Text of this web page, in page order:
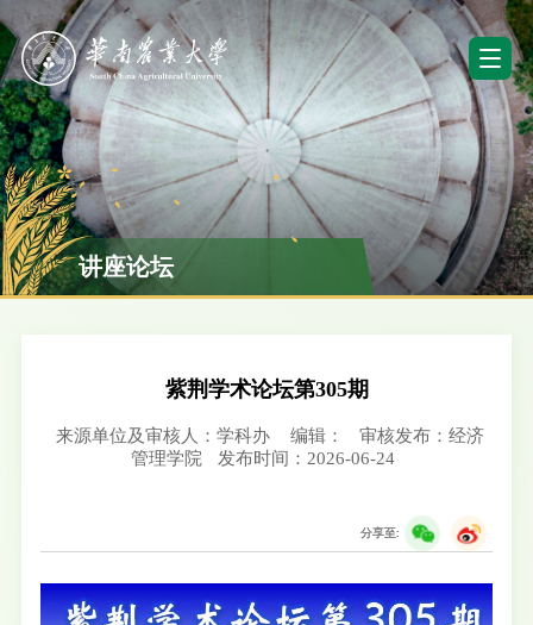
讲座论坛
紫荆学术论坛第305期
来源单位及审核人：学科办 编辑：
审核发布：经济
管理学院
发布时间：2026-06-24
分享至: